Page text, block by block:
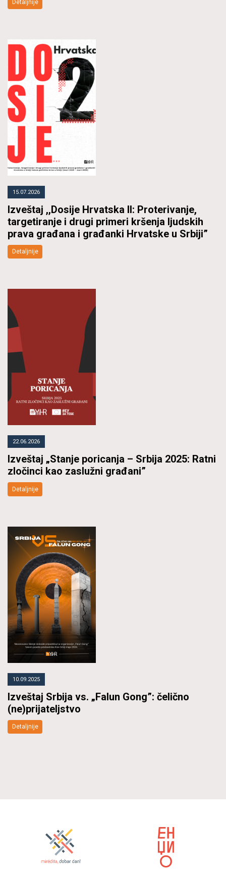
Detaljnije
15.07.2026
Izveštaj ,,Dosije Hrvatska II: Proterivanje,
targetiranje i drugi primeri kršenja ljudskih
prava građana i građanki Hrvatske u Srbiji”
Detaljnije
22.06.2026
Izveštaj „Stanje poricanja – Srbija 2025: Ratni
zločinci kao zaslužni građani”
Detaljnije
10.09.2025
Izveštaj Srbija vs. „Falun Gong”: čelično
(ne)prijateljstvo
Detaljnije